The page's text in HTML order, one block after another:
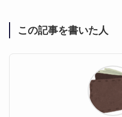
この記事を書いた人